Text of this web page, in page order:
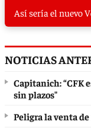
Así sería el nuevo
NOTICIAS
Capitanich: “CFK
sin plazos"
Peligra la venta